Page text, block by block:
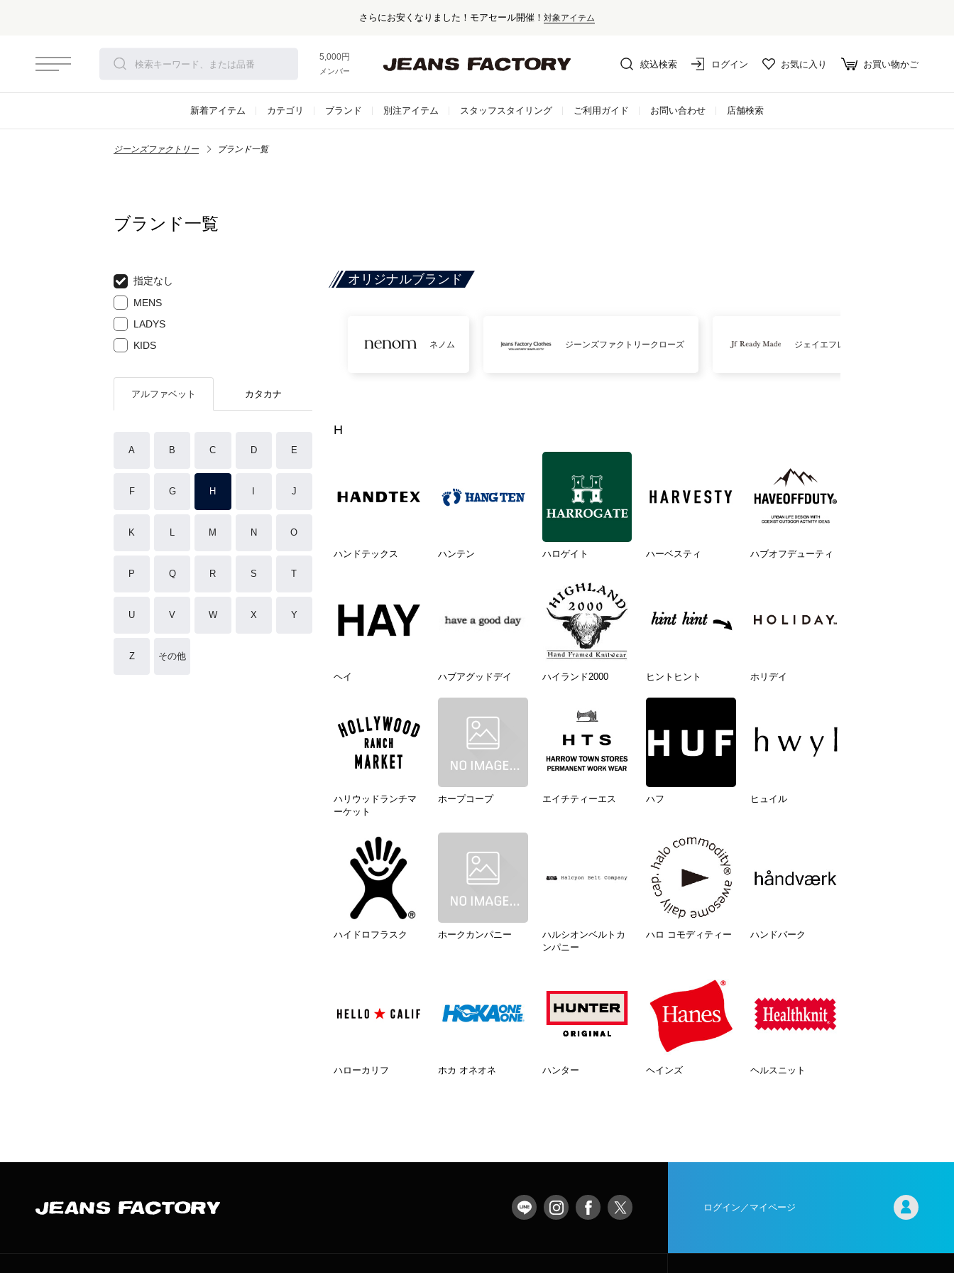
5,000円以上お買い上げで送料無料！
メンバー登録でお得な情報をゲット。さらに詳しく
絞込検索 ログイン お気に入り お買い物かご
新着アイテム カテゴリ ブランド 別注アイテム スタッフスタイリング ご利用ガイド お問い合わせ 店舗検索
ジーンズファクトリー ブランド一覧
ブランド一覧
指定なし
MENS
LADYS
KIDS
アルファベット カタカナ
A B C D E
F G H J
K L M N O
P Q R S T
U V W X Y
Z その他
オリジナルブランド
ネノム ジーンズファクトリークローズ ジェイエフレディメイド
H
ハンドテックス ハンテン ハロゲイト ハーベスティ ハブオフデューティ
ヘイ ハブアグッドデイ ハイランド2000 ヒントヒント ホリデイ
ハリウッドランチマ
ーケット
ホープコープ エイチティーエス ハフ ヒュイル
ハイドロフラスク ホークカンパニー
ハルシオンベルトカ
ンパニー
ハロ コモディティー ハンドバーク
ハローカリフ ホカ オネオネ ハンター ヘインズ ヘルスニット
ログイン／マイページ